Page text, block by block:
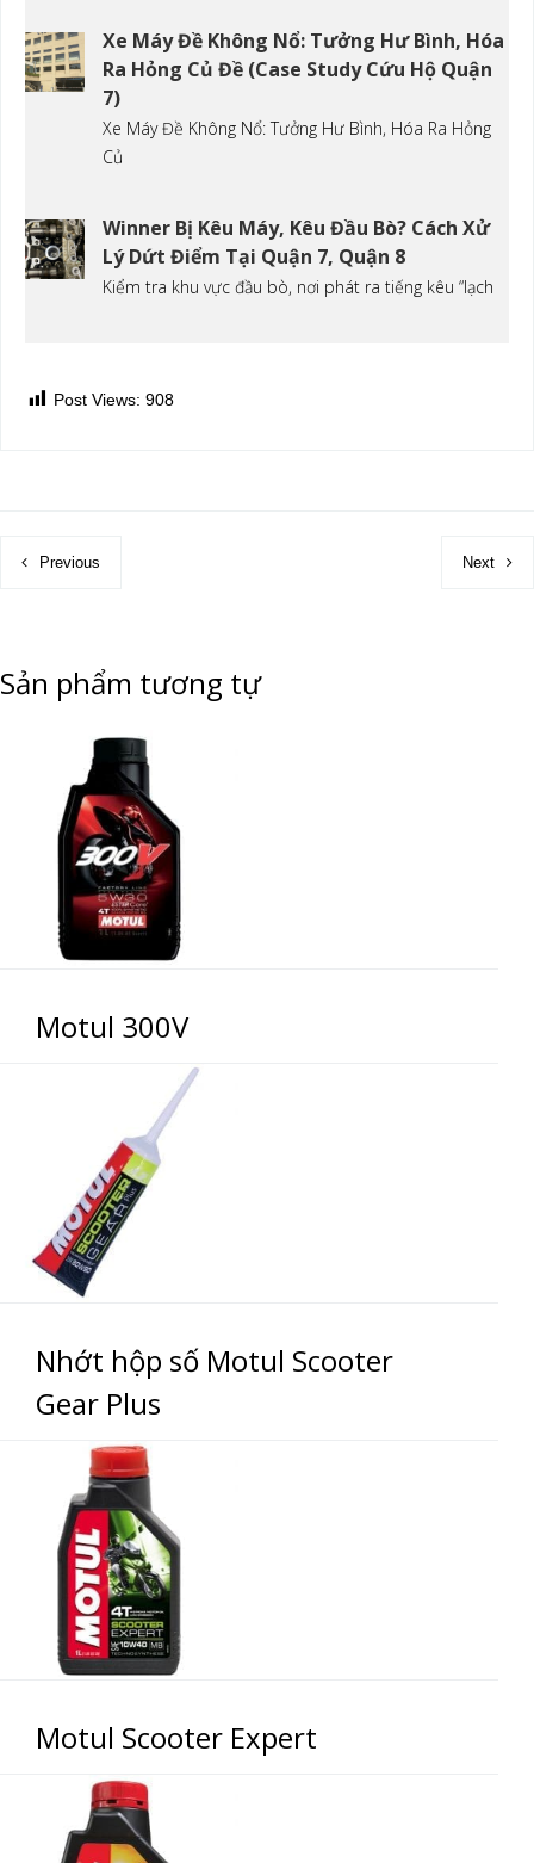
Xe Máy Đề Không Nổ: Tưởng Hư Bình, Hóa
Ra Hỏng Củ Đề (Case Study Cứu Hộ Quận
7)
Xe Máy Đề Không Nổ: Tưởng Hư Bình, Hóa Ra Hỏng
Củ
Winner Bị Kêu Máy, Kêu Đầu Bò? Cách Xử
Lý Dứt Điểm Tại Quận 7, Quận 8
Kiểm tra khu vực đầu bò, nơi phát ra tiếng kêu “lạch
Post Views: 908
Previous Next
Sản phẩm tương tự
Motul 300V
Nhớt hộp số Motul Scooter
Gear Plus
Motul Scooter Expert